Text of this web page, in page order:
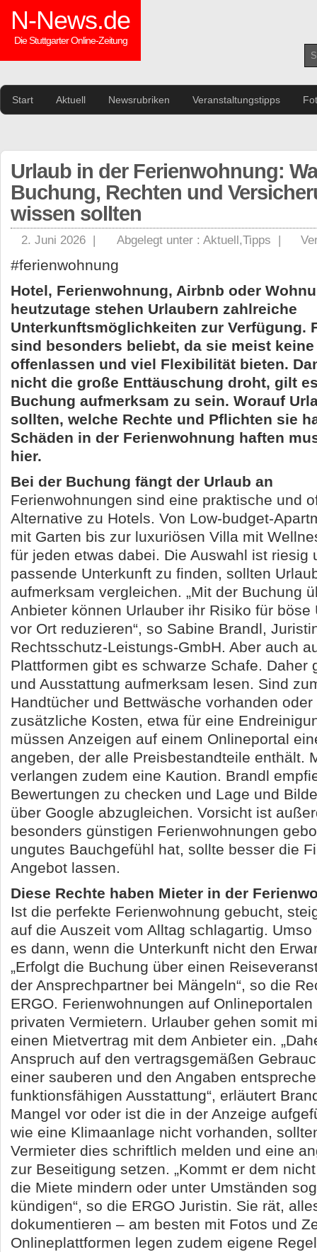
N-News.de
Die Stuttgarter Online-Zeitung
Start Aktuell Newsrubriken Veranstaltungstipps
Urlaub in der Ferienwohnung:
Buchung, Rechten und
wissen sollten
2. Juni 2026 | Abgelegt unter : Aktuell,Tipps |
#ferienwohnung
Hotel, Ferienwohnung, Airbnb oder
heutzutage stehen Urlaubern zahlreiche
Unterkunftsmöglichkeiten zur Verfügung.
sind besonders beliebt, da sie meist
offenlassen und viel Flexibilität bieten.
nicht die große Enttäuschung droht, gilt
Buchung aufmerksam zu sein. Worauf
sollten, welche Rechte und Pflichten sie
Schäden in der Ferienwohnung haften
hier.
Bei der Buchung fängt der Urlaub an
Ferienwohnungen sind eine praktische und
Alternative zu Hotels. Von Low-budget-
mit Garten bis zur luxuriösen Villa mit
für jeden etwas dabei. Die Auswahl ist riesig
passende Unterkunft zu finden, sollten
aufmerksam vergleichen. „Mit der Buchung
Anbieter können Urlauber ihr Risiko für böse
vor Ort reduzieren“, so Sabine Brandl,
Rechtsschutz-Leistungs-GmbH. Aber auch
Plattformen gibt es schwarze Schafe. Daher
und Ausstattung aufmerksam lesen. Sind
Handtücher und Bettwäsche vorhanden
zusätzliche Kosten, etwa für eine
müssen Anzeigen auf einem Onlineportal
angeben, der alle Preisbestandteile enthält.
verlangen zudem eine Kaution. Brandl
Bewertungen zu checken und Lage und
über Google abzugleichen. Vorsicht ist
besonders günstigen Ferienwohnungen
ungutes Bauchgefühl hat, sollte besser die
Angebot lassen.
Diese Rechte haben Mieter in der
Ist die perfekte Ferienwohnung gebucht,
auf die Auszeit vom Alltag schlagartig.
es dann, wenn die Unterkunft nicht den
„Erfolgt die Buchung über einen
der Ansprechpartner bei Mängeln“, so die
ERGO. Ferienwohnungen auf
privaten Vermietern. Urlauber gehen somit
einen Mietvertrag mit dem Anbieter ein.
Anspruch auf den vertragsgemäßen
einer sauberen und den Angaben
funktionsfähigen Ausstattung“, erläutert
Mangel vor oder ist die in der Anzeige
wie eine Klimaanlage nicht vorhanden,
Vermieter dies schriftlich melden und eine
zur Beseitigung setzen. „Kommt er dem
die Miete mindern oder unter Umständen
kündigen“, so die ERGO Juristin. Sie rät,
dokumentieren – am besten mit Fotos und
Onlineplattformen legen zudem eigene